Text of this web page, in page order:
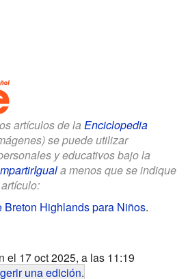
artículos de la Enciclopedia
se puede utilizar
y educativos bajo la
a menos que se indique
Highlands para Niños.
el 17 oct 2025, a las 11:19
una edición.